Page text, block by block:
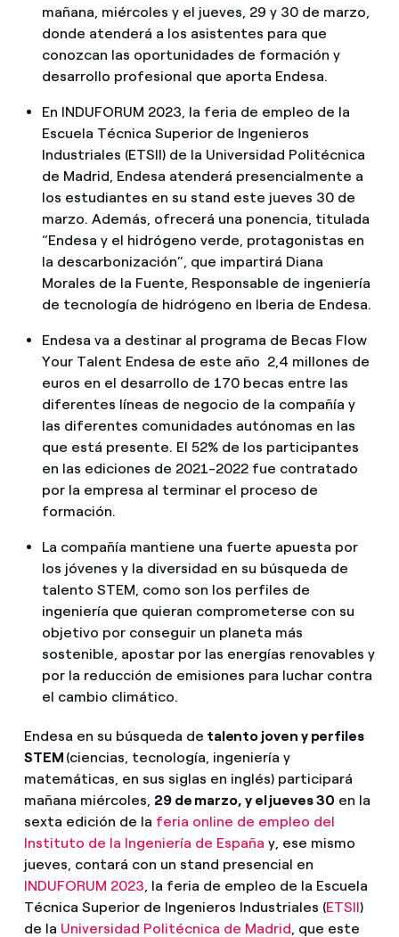
mañana, miércoles y el jueves, 29 y 30 de marzo,
donde atenderá a los asistentes para que
conozcan las oportunidades de formación y
desarrollo profesional que aporta Endesa.
En INDUFORUM 2023, la feria de empleo de la
Escuela Técnica Superior de Ingenieros
Industriales (ETSII) de la Universidad Politécnica
de Madrid, Endesa atenderá presencialmente a
los estudiantes en su stand este jueves 30 de
marzo. Además, ofrecerá una ponencia, titulada
“Endesa y el hidrógeno verde, protagonistas en
la descarbonización”, que impartirá Diana
Morales de la Fuente, Responsable de ingeniería
de tecnología de hidrógeno en Iberia de Endesa.
Endesa va a destinar al programa de Becas Flow
Your Talent Endesa de este año 2,4 millones de
euros en el desarrollo de 170 becas entre las
diferentes líneas de negocio de la compañía y
las diferentes comunidades autónomas en las
que está presente. El 52% de los participantes
en las ediciones de 2021-2022 fue contratado
por la empresa al terminar el proceso de
formación.
La compañía mantiene una fuerte apuesta por
los jóvenes y la diversidad en su búsqueda de
talento STEM, como son los perfiles de
ingeniería que quieran comprometerse con su
objetivo por conseguir un planeta más
sostenible, apostar por las energías renovables y
por la reducción de emisiones para luchar contra
el cambio climático.
Endesa en su búsqueda de talento joven y perfiles
STEM (ciencias, tecnología, ingeniería y
matemáticas, en sus siglas en inglés) participará
mañana miércoles, 29 de marzo, y el jueves 30 en la
sexta edición de la feria online de empleo del
Instituto de la Ingeniería de España y, ese mismo
jueves, contará con un stand presencial en
INDUFORUM 2023, la feria de empleo de la Escuela
Técnica Superior de Ingenieros Industriales (ETSII)
de la Universidad Politécnica de Madrid, que este